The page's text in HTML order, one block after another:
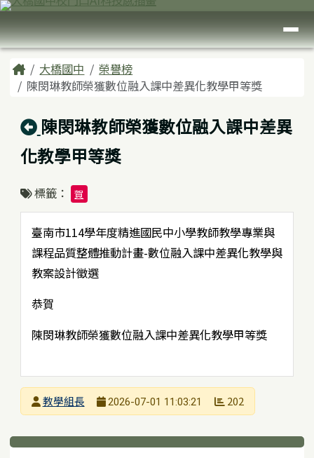
跳至主內容區
臺南市大橋國中
導覽列
主內容區域
Home大橋國中
榮譽榜
陳閔琳教師榮獲數位融入課中差異化教學甲等獎
回上頁
陳閔琳教師榮獲數位融入課中差異
化教學甲等獎
標籤： 賀
臺南市114學年度精進國民中小學教師教學專業與
課程品質整體推動計畫-數位融入課中差異化教學與
教案設計徵選
恭賀
陳閔琳教師榮獲數位融入課中差異化教學甲等獎
發布者
教學組長
2026-07-01 11:03:21 202
下中區域內容
頁尾區域